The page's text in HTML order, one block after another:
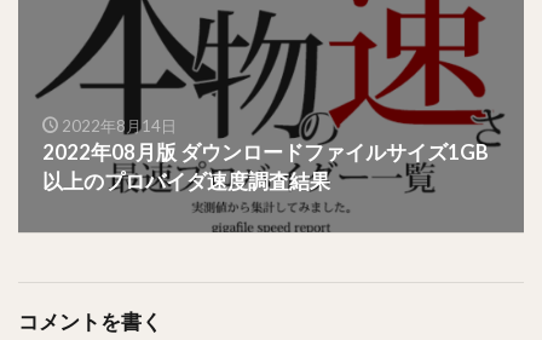
2022年8月14日
2022年08月版 ダウンロードファイルサイズ1GB
以上のプロバイダ速度調査結果
コメントを書く